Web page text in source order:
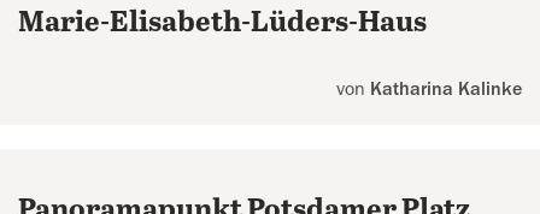
Marie-Elisabeth-Lüders-Haus
von Katharina Kalinke